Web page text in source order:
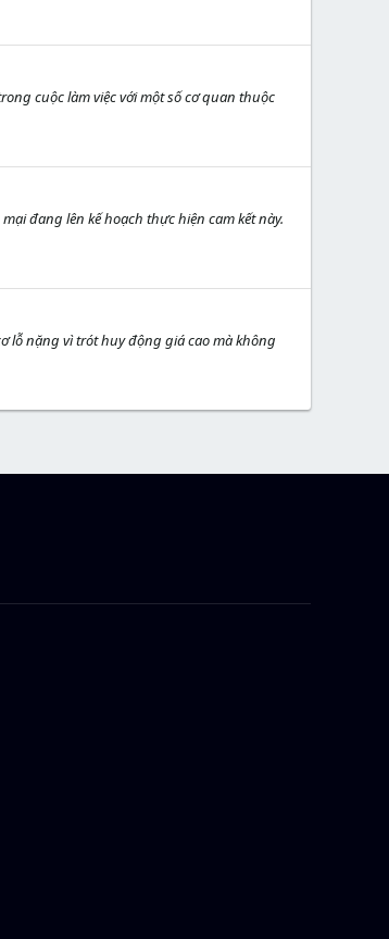
cuộc làm việc với một số cơ quan thuộc
đang lên kế hoạch thực hiện cam kết này.
lỗ nặng vì trót huy động giá cao mà không